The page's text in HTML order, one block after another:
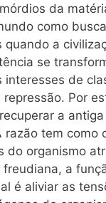
da
como
quando a
se
interesses de
Por
a
razão tem como
do organismo
freudiana, a
é aliviar as